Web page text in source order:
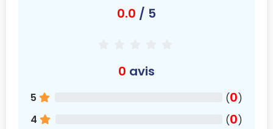
0.0 / 5
0 avis
5 (0)
4
(0)